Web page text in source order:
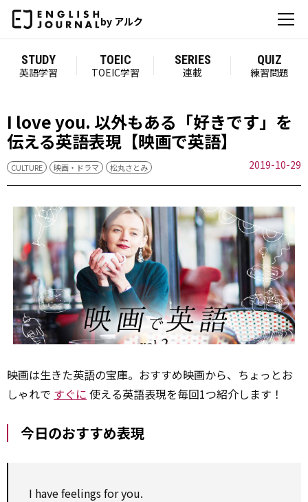
by アルク
STUDY
英語学習
TOEIC
TOEIC学習
SERIES
連載
QUIZ
練習問題
I love you. 以外もある「好きです」を
伝える英語表現【映画で英語】
CULTURE 映画・ドラマ 松丸さとみ 2019-10-29
映画は生きた英語の宝庫。おすすめ映画から、ちょっとお
しゃれで すぐに 使える英語表現を毎回1つ紹介します！
今日のおすすめ表現
I have feelings foryou.